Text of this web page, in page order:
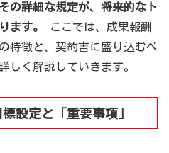
の詳細な規定が、将来的なト
ます。
ここでは、成果報酬
特徴と、契約書に盛り込むべ
しく解説していきます。
設定と「重要事項」